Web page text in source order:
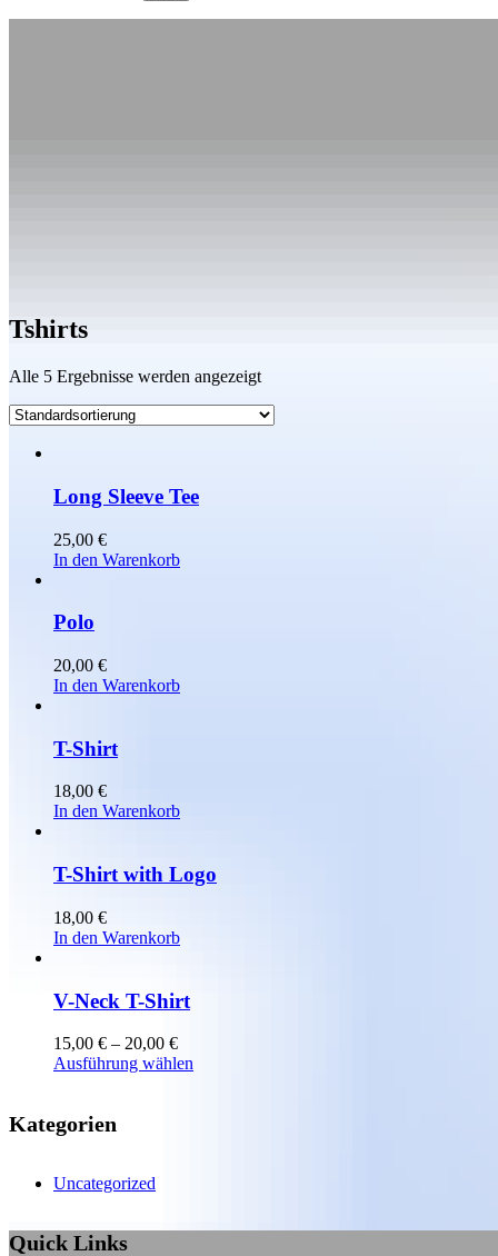
Tshirts
Alle 5 Ergebnisse werden angezeigt
Long Sleeve Tee
25,00 €
In den Warenkorb
Polo
20,00 €
In den Warenkorb
T-Shirt
18,00 €
In den Warenkorb
T-Shirt with Logo
18,00 €
In den Warenkorb
V-Neck T-Shirt
15,00 € – 20,00 €Preisspanne:
15,00 €
Ausführung wählen
Kategorien
Uncategorized
Quick Links